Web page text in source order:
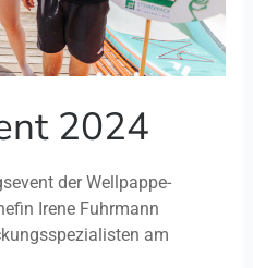
2024
der Wellpappe-
Irene Fuhrmann
am